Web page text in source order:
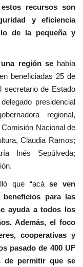
recursos son
y eficiencia
de la pequeña y
región se había
beneficiadas 25 de
secretario de Estado
presidencial
regional,
Nacional de
Claudia Ramos;
Inés Sepúlveda;
que “acáse ven
para las
ayuda a todos los
Además, el foco
cooperativas y
pasado de 400 UF
de permitir que se